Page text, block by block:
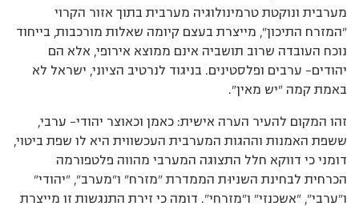
מערבית ונוקטת טרמינולוגיה מערבית בתוך אזור הקרוי
”המזרח התיכון”, מייצרת בעצם קיומה שאלות מורכבות, בייחוד
נוכח העובדה שרוב תושביה אינם ממוצא אירופי, אלא הם
יהודים– ערבים ופלסטינים. בניגוד לנרטיב הציוני, ישראל לא
באמת קמה ”יש מאין”.
זהו המקום להעיר הערה אישית: כאמן וכאוצר יהודי– ערבי,
ששפת האמנות וההגות המערבית העכשווית היא לו שפת ביטוי,
דומני כי דווקא חלל התצוגה המערבי מהווה פלטפורמה
הכרחית לבחינת השניוּת הממדרת ”מזרח” ו”מערב”, ”יהודי”
ו”ערבי”, ”אשכנזי” ו”מזרחי”. דומה כי זירת התנגשות זו מייצרת